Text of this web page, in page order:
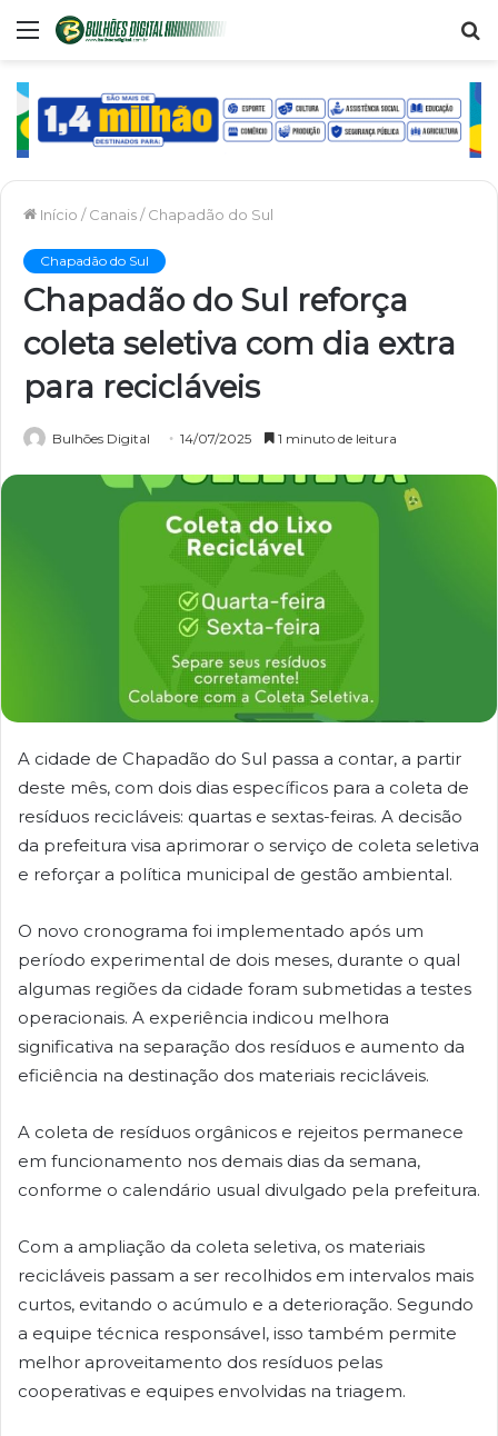
Menu
Início / Canais/ Chapadão do Sul
Chapadão do Sul
Chapadão do Sul reforça
coleta seletiva com dia extra
para recicláveis
Bulhões Digital 14/07/2025 1 minuto de leitura
A cidade de Chapadão do Sul passa a contar, a partir
deste mês, com dois dias específicos para a coleta de
resíduos recicláveis: quartas e sextas-feiras. A decisão
da prefeitura visa aprimorar o serviço de coleta seletiva
e reforçar a política municipal de gestão ambiental.
O novo cronograma foi implementado após um
período experimental de dois meses, durante o qual
algumas regiões da cidade foram submetidas a testes
operacionais. A experiência indicou melhora
significativa na separação dos resíduos e aumento da
eficiência na destinação dos materiais recicláveis.
A coleta de resíduos orgânicos e rejeitos permanece
em funcionamento nos demais dias da semana,
conforme o calendário usual divulgado pela prefeitura.
Com a ampliação da coleta seletiva, os materiais
recicláveis passam a ser recolhidos em intervalos mais
curtos, evitando o acúmulo e a deterioração. Segundo
a equipe técnica responsável, isso também permite
melhor aproveitamento dos resíduos pelas
cooperativas e equipes envolvidas na triagem.